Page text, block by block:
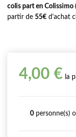
colis part en Colissimo
partir de 55€ d'achat
4,00 € la
0 personne(s)